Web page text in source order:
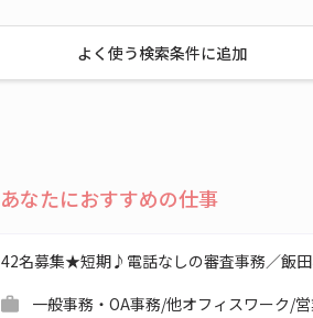
よく使う検索条件に追加
あなたにおすすめの仕事
42名募集★短期♪電話なしの審査事務／飯
一般事務・OA事務/他オフィスワーク/営